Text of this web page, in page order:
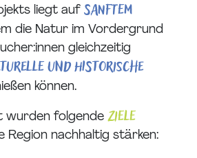
liegt auf sanftem
die Natur im Vordergrund
gleichzeitig
und historische
können.
wurden folgende Ziele
Region nachhaltig stärken: